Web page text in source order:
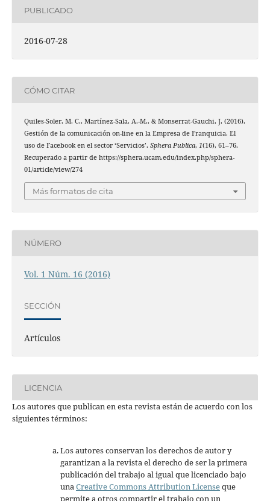
PUBLICADO
2016-07-28
CÓMO CITAR
Quiles-Soler, M. C., Martínez-Sala, A.-M., & Monserrat-Gauchi, J. (2016).
Gestión de la comunicación on-line en la Empresa de Franquicia. El
uso de Facebook en el sector ‘Servicios’. Sphera Publica, 1(16), 61–76.
Recuperado a partir de https://sphera.ucam.edu/index.php/sphera-
01/article/view/274
Más formatos de cita
NÚMERO
Vol. 1 Núm. 16 (2016)
SECCIÓN
Artículos
LICENCIA
Los autores que publican en esta revista están de acuerdo con los
siguientes términos:
Los autores conservan los derechos de autor y
garantizan a la revista el derecho de ser la primera
publicación del trabajo al igual que licenciado bajo
unaCreative Commons Attribution Licenseque
permite a otros compartir el trabajo con un